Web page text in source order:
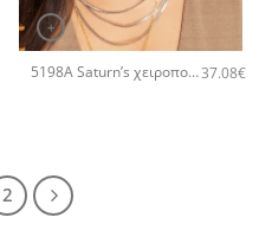
+
5198A Saturn’s χειροποίητο κολιέ Catherine bijoux Ροζ χρυσό37.08€
2